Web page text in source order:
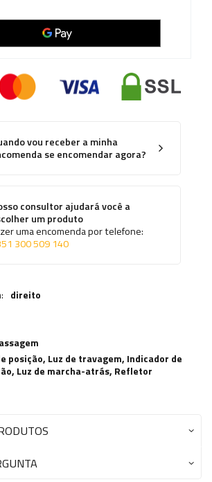
vou receber a minha
se encomendar agora?
consultor ajudará você a
um produto
uma encomenda por telefone:
300 509 140
direito
posição, Luz de travagem, Indicador de
, Luz de marcha-atrás, Refletor